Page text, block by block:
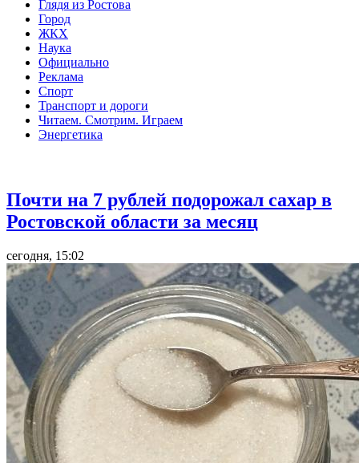
Глядя из Ростова
Город
ЖКХ
Наука
Официально
Реклама
Спорт
Транспорт и дороги
Читаем. Смотрим. Играем
Энергетика
Почти на 7 рублей подорожал сахар в
Ростовской области за месяц
сегодня, 15:02